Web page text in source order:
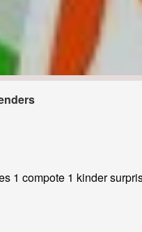
1 compote 1 kinder